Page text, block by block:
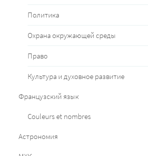
Политика
Охрана окружающей среды
Право
Культура и духовное развитие
Французский язык
Couleurs et nombres
Астрономия